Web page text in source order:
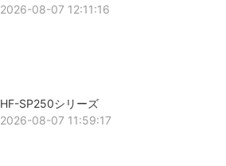
2026-08-07 12:11:16
HF-SP250シリーズ
2026-08-07 11:59:17